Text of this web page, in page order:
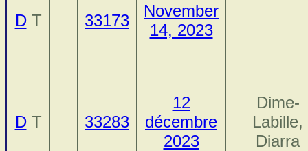
DT 33173
November
14, 2023
DT 33283
12
décembre
2023
Dime-
Labille,
Diarra